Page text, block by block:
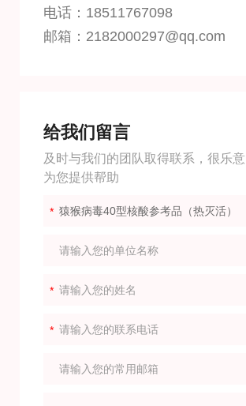
电话：18511767098
邮箱：2182000297@qq.com
给我们留言
及时与我们的团队取得联系，很乐意
为您提供帮助